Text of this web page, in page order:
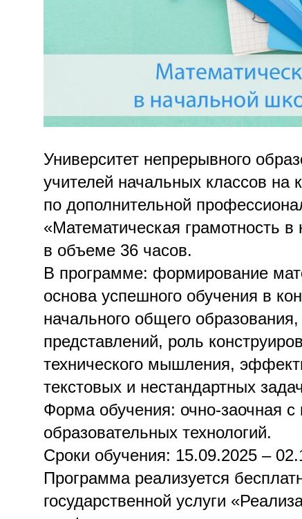
Университет непрерывного
учителей начальных классов
по дополнительной
«Математическая грамотность
в объеме 36 часов.
В программе: формирование
основа успешного обучения в
начального общего
представлений, роль
технического мышления,
текстовых и нестандартных
Форма обучения: очно-заочная
образовательных технологий.
Сроки обучения: 15.09.2025 –
Программа реализуется
государственной услуги